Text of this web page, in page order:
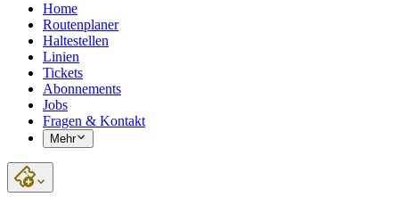
Home
Routenplaner
Haltestellen
Linien
Tickets
Abonnements
Jobs
Fragen & Kontakt
Mehr